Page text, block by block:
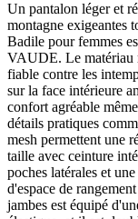
Un pantalon léger et
montagne exigeantes
Badile pour femmes
VAUDE. Le matériau
fiable contre les
sur la face intérieure
confort agréable
détails pratiques
mesh permettent une
taille avec ceinture
poches latérales et
d'espace de
jambes est équipé